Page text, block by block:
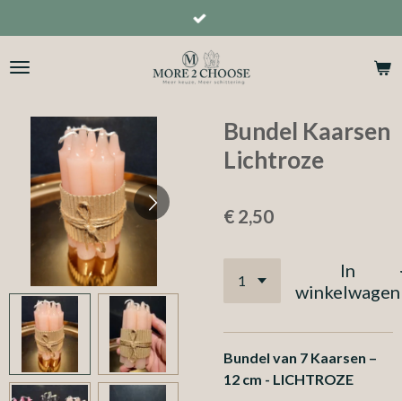
direct
naar
Bundel Kaarsen
Lichtroze
€ 2,50
In
winkelwagen
Bundel van 7 Kaarsen –
12 cm - LICHTROZE